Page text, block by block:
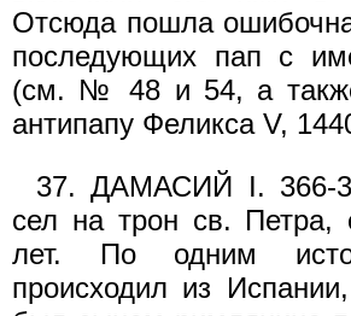
Отсюда пошла
последующих пап с
(см. № 48 и 54, а
антипапу Феликса V,
37. ДАМАСИЙ I. 366-
сел на трон св.
лет. По одним
происходил из